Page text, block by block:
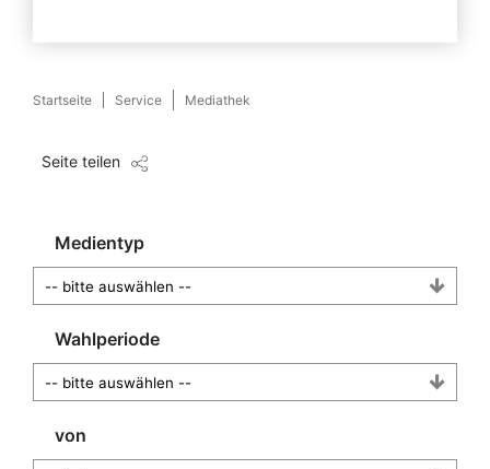
Startseite Service Mediathek
Seite teilen
Medientyp
Wahlperiode
von